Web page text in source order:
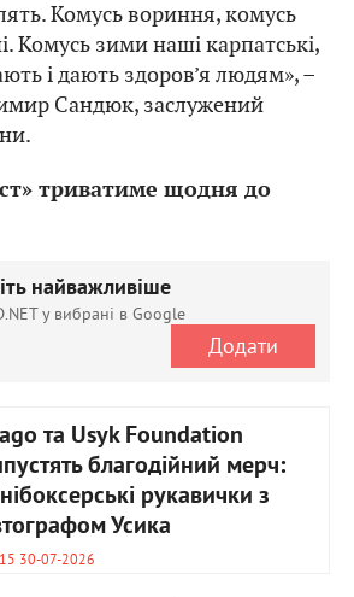
Комусь вориння, комусь
Комусь зими наші карпатські,
і дають здоров’я людям», –
Сандюк, заслужений
триватиме щодня до
найважливіше
у вибрані в Google
Додати
та Usyk Foundation
благодійний мерч:
рукавички з
Усика
30-07-2026